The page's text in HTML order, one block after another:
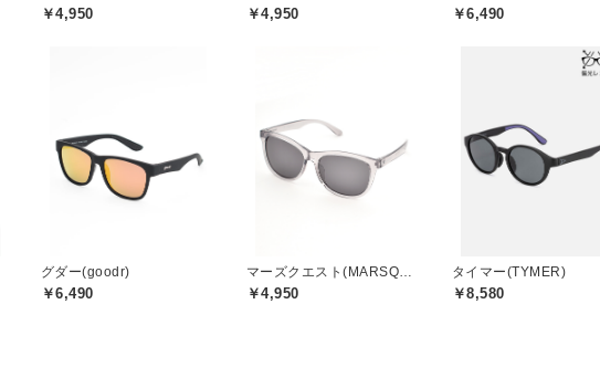
￥4,950 ￥4,950 ￥6,490
グダー(goodr)
￥6,490 ￥4,950
タイマー(TYMER)
￥8,580